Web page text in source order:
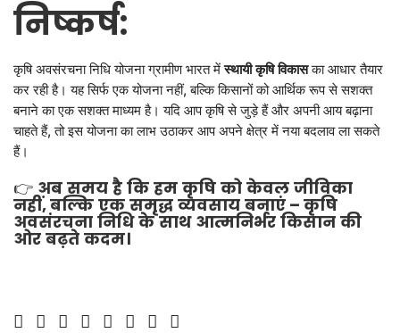
निष्कर्ष:
कृषि अवसंरचना निधि योजना ग्रामीण भारत मेंस्थायी कृषि विकासका आधार तैयार
कर रही है। यह सिर्फ एक योजना नहीं, बल्कि किसानों को आर्थिक रूप से सशक्त
बनाने का एक सशक्त माध्यम है। यदि आप कृषि से जुड़े हैं और अपनी आय बढ़ाना
चाहते हैं, तो इस योजना का लाभ उठाकर आप अपने क्षेत्र में नया बदलाव ला सकते
हैं।
👉 अब समय है कि हम कृषि को केवल जीविका
नहीं,बल्कि एक समृद्ध व्यवसाय बनाएं – कृषि
अवसंरचना निधि के साथ आत्मनिर्भर किसान की
ओर बढ़ते कदम।